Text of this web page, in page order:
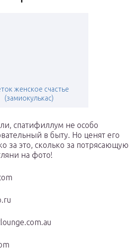
женское счастье
(замиокулькас)
спатифиллум не особо
в быту. Но ценят его
за это, сколько за потрясающую
на фото!